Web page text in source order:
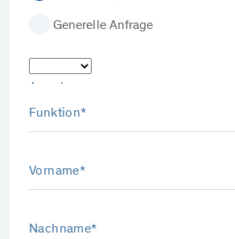
Generelle Anfrage
Anrede
Funktion*
Vorname*
Nachname*